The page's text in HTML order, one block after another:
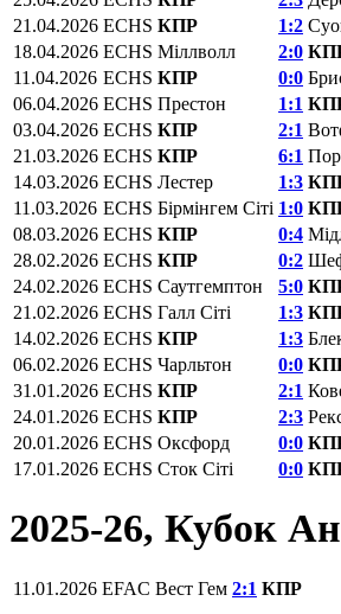
21.04.2026 ECHS КПР 1:2
18.04.2026 ECHS Міллволл 2:0
11.04.2026 ECHS КПР 0:0
06.04.2026 ECHS Престон 1:1
03.04.2026 ECHS КПР 2:1
21.03.2026 ECHS КПР 6:1
14.03.2026 ECHS Лестер 1:3
11.03.2026 ECHS Бірмінгем Сіті 1:0
08.03.2026 ECHS КПР 0:4
28.02.2026 ECHS КПР 0:2
24.02.2026 ECHS Саутгемптон 5:0
21.02.2026 ECHS Галл Сіті 1:3
14.02.2026 ECHS КПР 1:3
06.02.2026 ECHS Чарльтон 0:0
31.01.2026 ECHS КПР 2:1
24.01.2026 ECHS КПР 2:3
20.01.2026 ECHS Оксфорд 0:0
17.01.2026 ECHS Сток Сіті 0:0
2025-26, Кубок
11.01.2026 EFAC Вест Гем 2:1 КПР